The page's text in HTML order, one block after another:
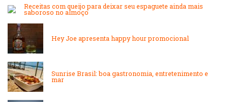
Lanchonetes
Massas
Padarias e Confeitarias
Receitas com queijo para deixar seu espaguete ainda mais
saboroso no almoço
Hey Joe apresenta happy hour promocional
Sunrise Brasil: boa gastronomia, entretenimento e
mar